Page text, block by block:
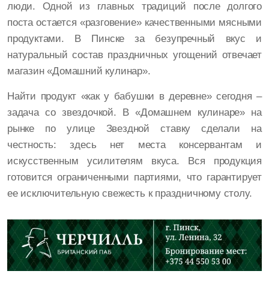
люди. Одной из главных традиций после долгого
поста остается «разговение» качественными мясными
продуктами. В Пинске за безупречный вкус и
натуральный состав праздничных угощений отвечает
магазин «Домашний кулинар».
Найти продукт «как у бабушки в деревне» сегодня –
задача со звездочкой. В «Домашнем кулинаре» на
рынке по улице Звездной ставку сделали на
честность: здесь нет места консервантам и
искусственным усилителям вкуса. Вся продукция
готовится ограниченными партиями, что гарантирует
ее исключительную свежесть к праздничному столу.